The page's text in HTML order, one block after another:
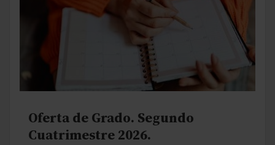
Oferta de Grado. Segundo
Cuatrimestre 2026.